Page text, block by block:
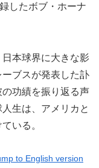
したボブ・ホーナ
本球界に大きな影
ブスが発表した訃
功績を振り返る声
生は、アメリカと
いる。
to English version